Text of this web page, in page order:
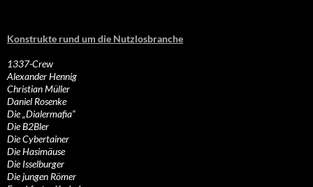
Konstrukte rund um die Nutzlosbranche
1337-Crew
Alexander Hennig
Christian Müller
Daniel Rosenke
Die „Dialermafia“
Die B2Bler
Die Cybertainer
Die Hasimäuse
Die Isselburger
Die jungen Römer